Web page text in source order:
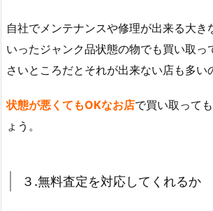
自社でメンテナンスや修理が出来る大き
いったジャンク品状態の物でも買い取っ
さいところだとそれが出来ない店も多い
状態が悪くてもOKなお店で買い取って
ょう。
３.無料査定を対応してくれるか